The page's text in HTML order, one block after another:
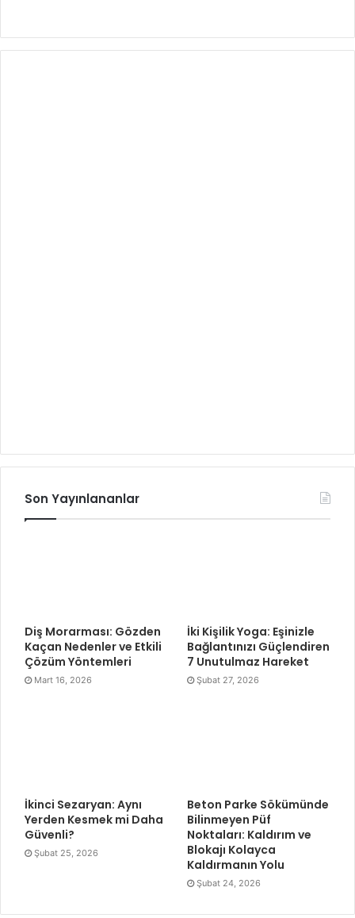
Son Yayınlananlar
Diş Morarması: Gözden
Kaçan Nedenler ve Etkili
Çözüm Yöntemleri
Mart 16, 2026
İki Kişilik Yoga: Eşinizle
Bağlantınızı Güçlendiren
7 Unutulmaz Hareket
Şubat 27, 2026
İkinci Sezaryan: Aynı
Yerden Kesmek mi Daha
Güvenli?
Şubat 25, 2026
Beton Parke Sökümünde
Bilinmeyen Püf
Noktaları: Kaldırım ve
Blokajı Kolayca
Kaldırmanın Yolu
Şubat 24, 2026